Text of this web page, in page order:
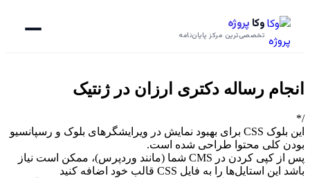
وکا پروژه
تخصصی‌ترین مرکز پایان‌نامه
انجام رساله دکتری ارزان در ژنتیک
/*
این بلوک CSS برای بهبود نمایش در ویرایشگرهای بلوک و رسپانسیو
بودن کلی محتوا طراحی شده است.
پس از کپی کردن در CMS شما (مانند وردپرس)، ممکن است نیاز
باشد این استایل‌ها را به فایل CSS قالب خود اضافه کنید